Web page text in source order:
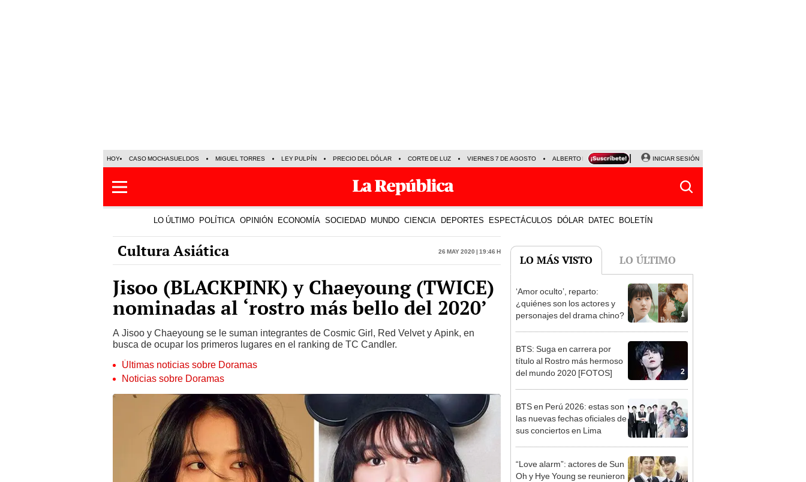
HOY CASO MOCHASUELDOS MIGUEL TORRES LEY PULPÍN PRECIO DEL DÓLAR CORTE DE LUZ VIERNES 7 DE AGOSTO ALBERTO BENAVIDES NALDY SALDAÑA
INICIAR SESIÓN
LO ÚLTIMO POLÍTICA OPINIÓN ECONOMÍA SOCIEDAD MUNDO CIENCIA DEPORTES ESPECTÁCULOS DÓLAR DATEC BOLETÍN
Cultura Asiática 26 May 2020 | 19:46 h
Jisoo (BLACKPINK) y Chaeyoung (TWICE)
nominadas al ‘rostro más bello del 2020’
A Jisoo y Chaeyoung se le suman integrantes de Cosmic Girl, Red Velvet y Apink, en
busca de ocupar los primeros lugares en el ranking de TC Candler.
Últimas noticias sobre Doramas
Noticias sobre Doramas
LO MÁS VISTO LO ÚLTIMO
1
‘Amor oculto’, reparto:
¿quiénes son los actores y
personajes del drama chino?
2
BTS: Suga en carrera por
título al Rostro más hermoso
del mundo 2020 [FOTOS]
3
BTS en Perú 2026: estas son
las nuevas fechas oficiales de
sus conciertos en Lima
“Love alarm”: actores de Sun
Oh y Hye Young se reunieron